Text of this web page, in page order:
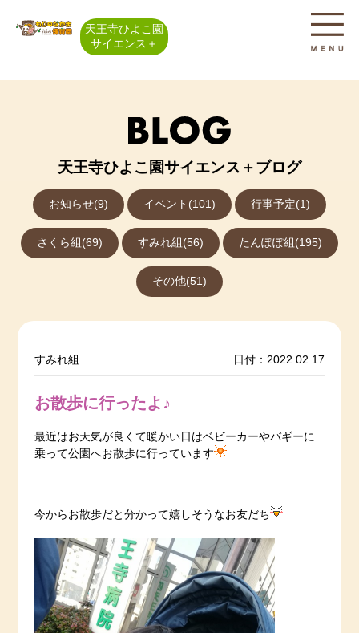
天王寺ひよこ園
サイエンス＋
天王寺ひよこ園サイエンス＋ブログ
お知らせ(9) イベント(101) 行事予定(1)
さくら組(69) すみれ組(56) たんぽぽ組(195)
その他(51)
すみれ組 日付：2022.02.17
お散歩に行ったよ♪
最近はお天気が良くて暖かい日はベビーカーやバギーに
乗って公園へお散歩に行っています
今からお散歩だと分かって嬉しそうなお友だち